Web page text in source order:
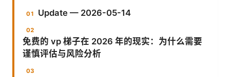
Update — 2026-05-14
免费的 vp 梯子在 2026 年的现实：为什么需要
谨慎评估与风险分析